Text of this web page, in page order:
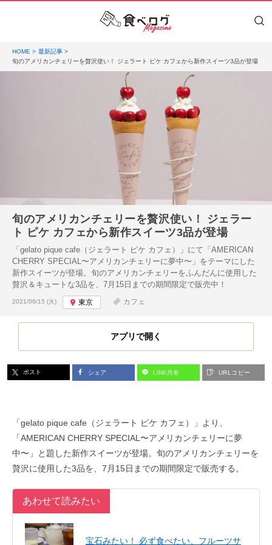
HOME
最新記事
旬のアメリカンチェリーを贅沢使い！ ジェラート ピケ カフェから新作スイーツ3品が登場
旬のアメリカンチェリーを贅沢使い！ ジェラー
ト ピケ カフェから新作スイーツ3品が登場
「gelato pique cafe（ジェラート ピケ カフェ）」にて「AMERICAN
CHERRY SPECIAL〜アメリカンチェリーに夢中〜」をテーマにした
新作スイーツが登場。旬のアメリカンチェリーをふんだんに使用した
贅沢＆キュートな3品を、7月15日までの期間限定で販売中！
投稿日:
2021/06/15 (火) 東京 カフェ
アプリで開く
ポスト シェア LINE共有 URLコピー
「gelato pique cafe（ジェラート ピケ カフェ）」より、
「AMERICAN CHERRY SPECIAL〜アメリカンチェリーに夢
中〜」と題した新作スイーツが登場。旬のアメリカンチェリーを
贅沢に使用した3品を、7月15日までの期間限定で販売する。
あわせて読みたい
宝石みたい！ 必ず食べたい、フルーツサ